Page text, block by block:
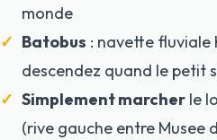
monde
Batobus : navette
descendez quand le petit
Simplement marcher le
(rive gauche entre Musee